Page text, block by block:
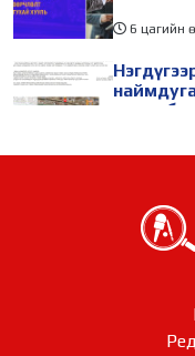
болгон
6 цагийн
хааж,
Шадар
аймагт
Шадар